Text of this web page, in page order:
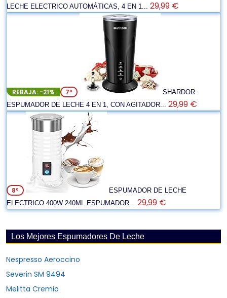
LECHE ELECTRICO AUTOMÁTICAS, 4 EN 1... 29,99 €
REBAJA: -21% 7º
SHARDOR
ESPUMADOR DE LECHE 4 EN 1, CON AGITADOR... 29,99 €
8º
ESPUMADOR DE LECHE
ELECTRICO 400W 240ML ESPUMADOR... 29,99 €
Los Mejores Espumadores De Leche
Nespresso Aeroccino
Severin SM 9494
Melitta Cremio